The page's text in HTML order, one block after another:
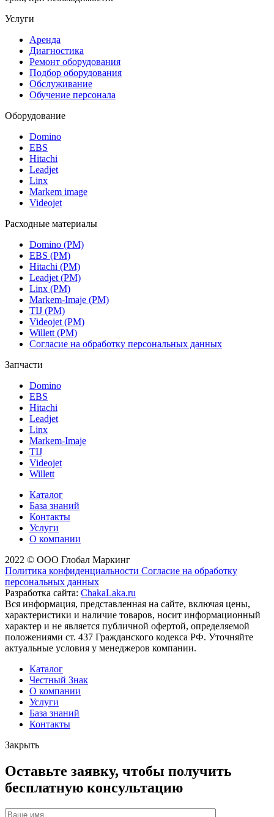
Услуги
Аренда
Диагностика
Ремонт оборудования
Подбор оборудования
Обслуживание
Обучение персонала
Оборудование
Domino
EBS
Hitachi
Leadjet
Linx
Markem image
Videojet
Расходные материалы
Domino (РМ)
EBS (РМ)
Hitachi (РМ)
Leadjet (РМ)
Linx (РМ)
Markem-Imaje (РМ)
TIJ (РМ)
Videojet (РМ)
Willett (РМ)
Согласие на обработку персональных данных
Запчасти
Domino
EBS
Hitachi
Leadjet
Linx
Markem-Imaje
TIJ
Videojet
Willett
Каталог
База знаний
Контакты
Услуги
О компании
2022 © ООО Глобал Маркинг
Политика конфиденциальности Согласие на обработку
персональных данных
Разработка сайта: ChakaLaka.ru
Вся информация, представленная на сайте, включая цены,
характеристики и наличие товаров, носит информационный
характер и не является публичной офертой, определяемой
положениями ст. 437 Гражданского кодекса РФ. Уточняйте
актуальные условия у менеджеров компании.
Каталог
Честный Знак
О компании
Услуги
База знаний
Контакты
Закрыть
Оставьте заявку, чтобы получить
бесплатную консультацию